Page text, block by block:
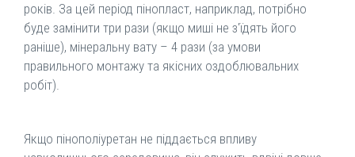
років. За цей період пінопласт, наприклад, потрібно
буде замінити три рази (якщо миші не з'їдять його
раніше), мінеральну вату – 4 рази (за умови
правильного монтажу та якісних оздоблювальних
робіт).
Якщо пінополіуретан не піддається впливу